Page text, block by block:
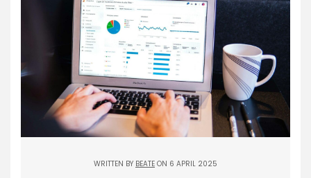
WRITTEN BY BEATE ON 6 APRIL 2025